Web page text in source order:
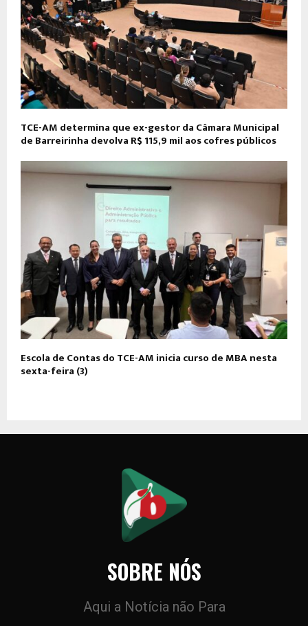
​TCE-AM determina que ex-gestor da Câmara Municipal
de Barreirinha devolva R$ 115,9 mil aos cofres públicos
Escola de Contas do TCE-AM inicia curso de MBA nesta
sexta-feira (3)
SOBRE NÓS
Aqui a Notícia não Para